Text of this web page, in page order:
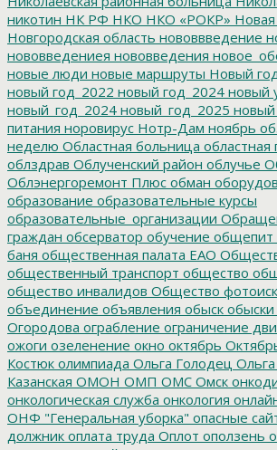
никотин НК РФ НКО НКО «РОКР»
Новгородская область нововвведение
нововведениея нововведения
новые люди новые маршруты Новый год
новый год_2022 новый год_2024 новый
новый_год_2024 новый_год_2025
питания норовирус Нотр-Дам ноябрь
неделю Областная больница областная
облздрав Облученский район облучье
Облэнергоремонт Плюс обман
образование образовательные курсы
образовательные_организации
граждан обсерватор обучение общепит
баня общественная палата ЕАО
общественный транспорт общество
общество инвалидов Общество
объединение объявления обыск обыски
Огородова ограбление ограничение
ожоги озеленение окно октябрь
Костюк олимпиада Ольга Голодец
Казанская ОМОН ОМП ОМС Омск
онкологическая служба онкология
ОНФ "Генеральная уборка" опасные
должник оплата труда Оплот оползень